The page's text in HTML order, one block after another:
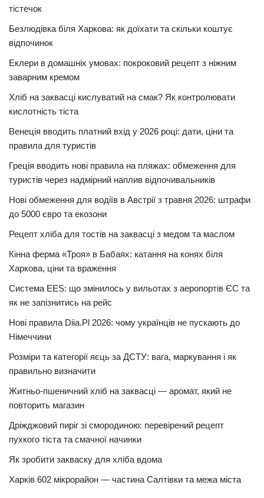
тістечок
Безлюдівка біля Харкова: як доїхати та скільки коштує
відпочинок
Еклери в домашніх умовах: покроковий рецепт з ніжним
заварним кремом
Хліб на заквасці кислуватий на смак? Як контролювати
кислотність тіста
Венеція вводить платний вхід у 2026 році: дати, ціни та
правила для туристів
Греція вводить нові правила на пляжах: обмеження для
туристів через надмірний наплив відпочивальників
Нові обмеження для водіїв в Австрії з травня 2026: штрафи
до 5000 євро та екозони
Рецепт хліба для тостів на заквасці з медом та маслом
Кінна ферма «Троя» в Бабаях: катання на конях біля
Харкова, ціни та враження
Система EES: що змінилось у вильотах з аеропортів ЄС та
як не запізнитись на рейс
Нові правила Diia.Pl 2026: чому українців не пускають до
Німеччини
Розміри та категорії яєць за ДСТУ: вага, маркування і як
правильно визначити
Житньо-пшеничний хліб на заквасці — аромат, який не
повторить магазин
Дріжджовий пиріг зі смородиною: перевірений рецепт
пухкого тіста та смачної начинки
Як зробити закваску для хліба вдома
Харків 602 мікрорайон — частина Салтівки та межа міста